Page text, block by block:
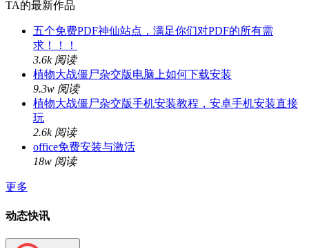
TA的最新作品
五个免费PDF神仙站点，满足你们对PDF的所有需
求！！！
3.6k 阅读
植物大战僵尸杂交版电脑上如何下载安装
9.3w 阅读
植物大战僵尸杂交版手机安装教程，安卓手机安装直接
玩
2.6k 阅读
office免费安装与激活
18w 阅读
更多
动态快讯